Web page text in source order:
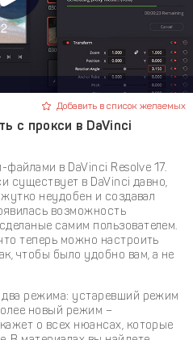
Добавить в список желаемых
с прокси в DaVinci
в DaVinci Resolve 17.
существует в DaVinci давно,
неудобен и создавал
возможность
самим пользователем.
теперь можно настроить
чтобы было удобно вам, а не
режима: устаревший режим
новый режим –
о всех нюансах, которые